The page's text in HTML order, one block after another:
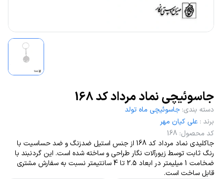
جاسوئیچی نماد مرداد کد 168
دسته بندی: جاسوئیچی ماه تولد
برند : علی کیان مهر
کد محصول:
168
جاکلیدی نماد مرداد کد 168 از جنس استیل ضدزنگ و ضد حساسیت با
رنگ ثابت توسط زیورآلات نگار طراحی و ساخته شده است. این گردنبند با
ضخامت 1 میلیمتر در ابعاد 2.5 تا 4 سانتیمتر نسبت به سفارش مشتری
قابل ساخت است.